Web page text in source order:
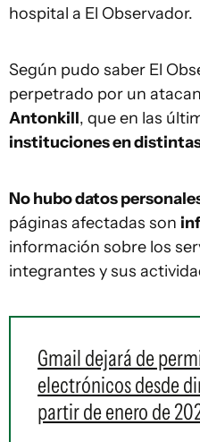
hospital a El Observador.
Según pudo saber El
perpetrado por un
Antonkill, que en las
instituciones en
No hubo datos
páginas afectadas son
información sobre los
integrantes y sus
Gmail dejará de
electrónicos desde
partir de enero de